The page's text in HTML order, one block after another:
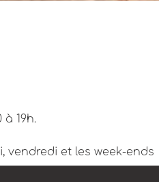
à 19h.
vendredi et les week-ends